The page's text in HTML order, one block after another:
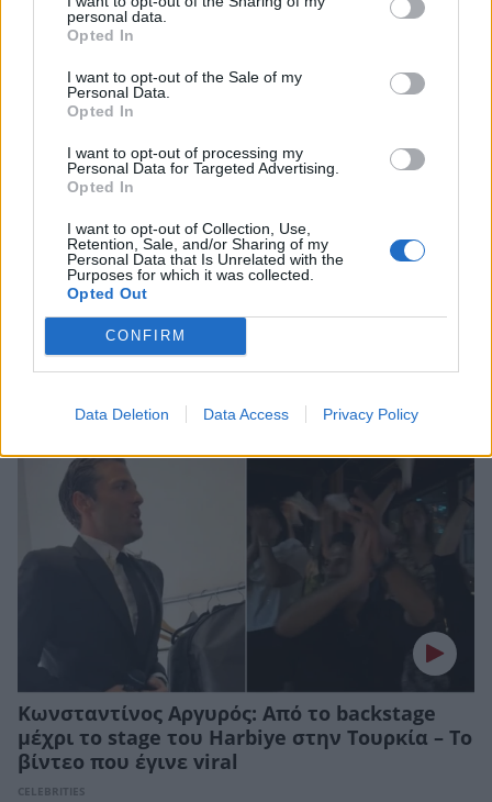
personal data.
Opted In
I want to opt-out of the Sale of my
Personal Data.
Opted In
I want to opt-out of processing my
Personal Data for Targeted Advertising.
Opted In
I want to opt-out of Collection, Use,
Retention, Sale, and/or Sharing of my
Personal Data that Is Unrelated with the
Purposes for which it was collected.
Opted Out
CONFIRM
Data Deletion Data Access Privacy Policy
Κωνσταντίνος Αργυρός: Συνελήφθη για
ναρκωτικά η Τουρκάλα τραγουδίστρια που
εμφανίστηκε μαζί του στην
Κωνσταντινούπολη
CELEBRITIES
Κωνσταντίνος Αργυρός: Από το backstage
μέχρι το stage του Harbiye στην Τουρκία – Το
βίντεο που έγινε viral
CELEBRITIES